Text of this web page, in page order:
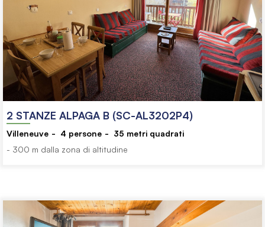
2 STANZE ALPAGA B (SC-AL3202P4)
Villeneuve 4 persone 35 metri quadrati
- 300 m dalla zona di altitudine